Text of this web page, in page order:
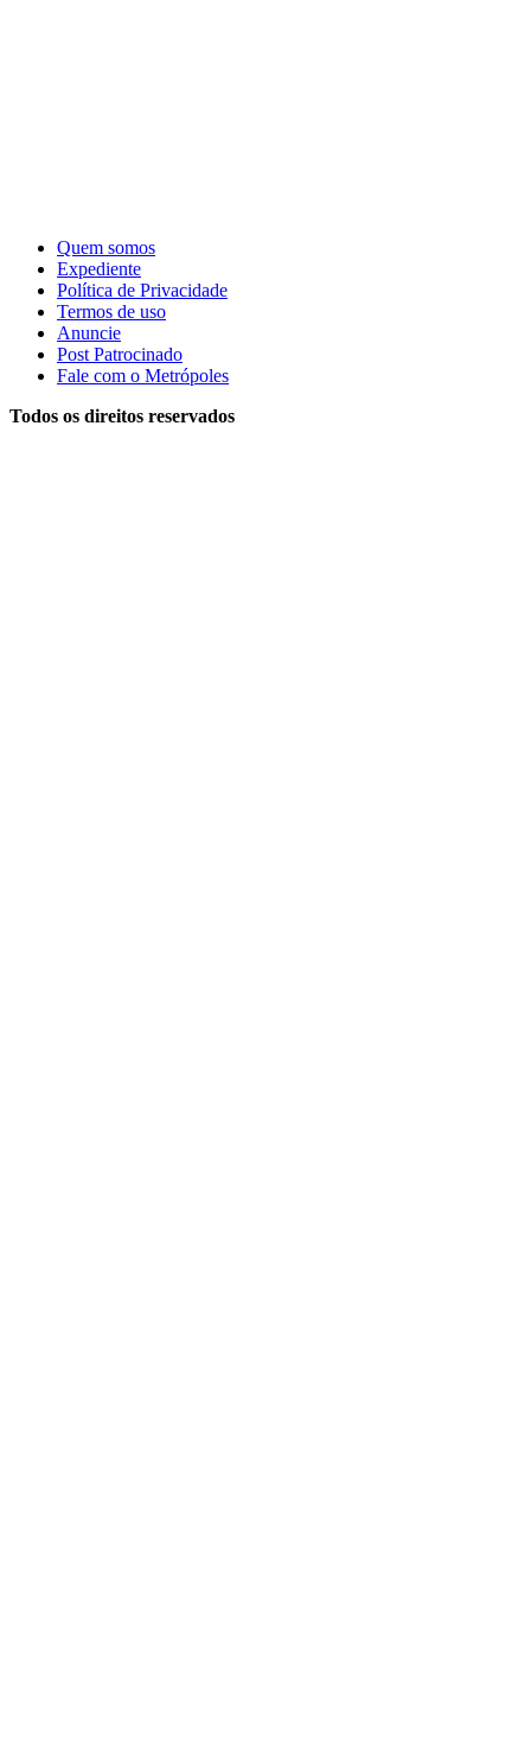
Quem somos
Expediente
Política de Privacidade
Termos de uso
Anuncie
Post Patrocinado
Fale com o Metrópoles
Todos os direitos reservados